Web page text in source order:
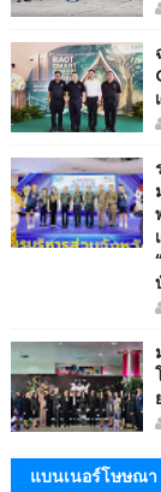
แบนเนอร์โษษณา